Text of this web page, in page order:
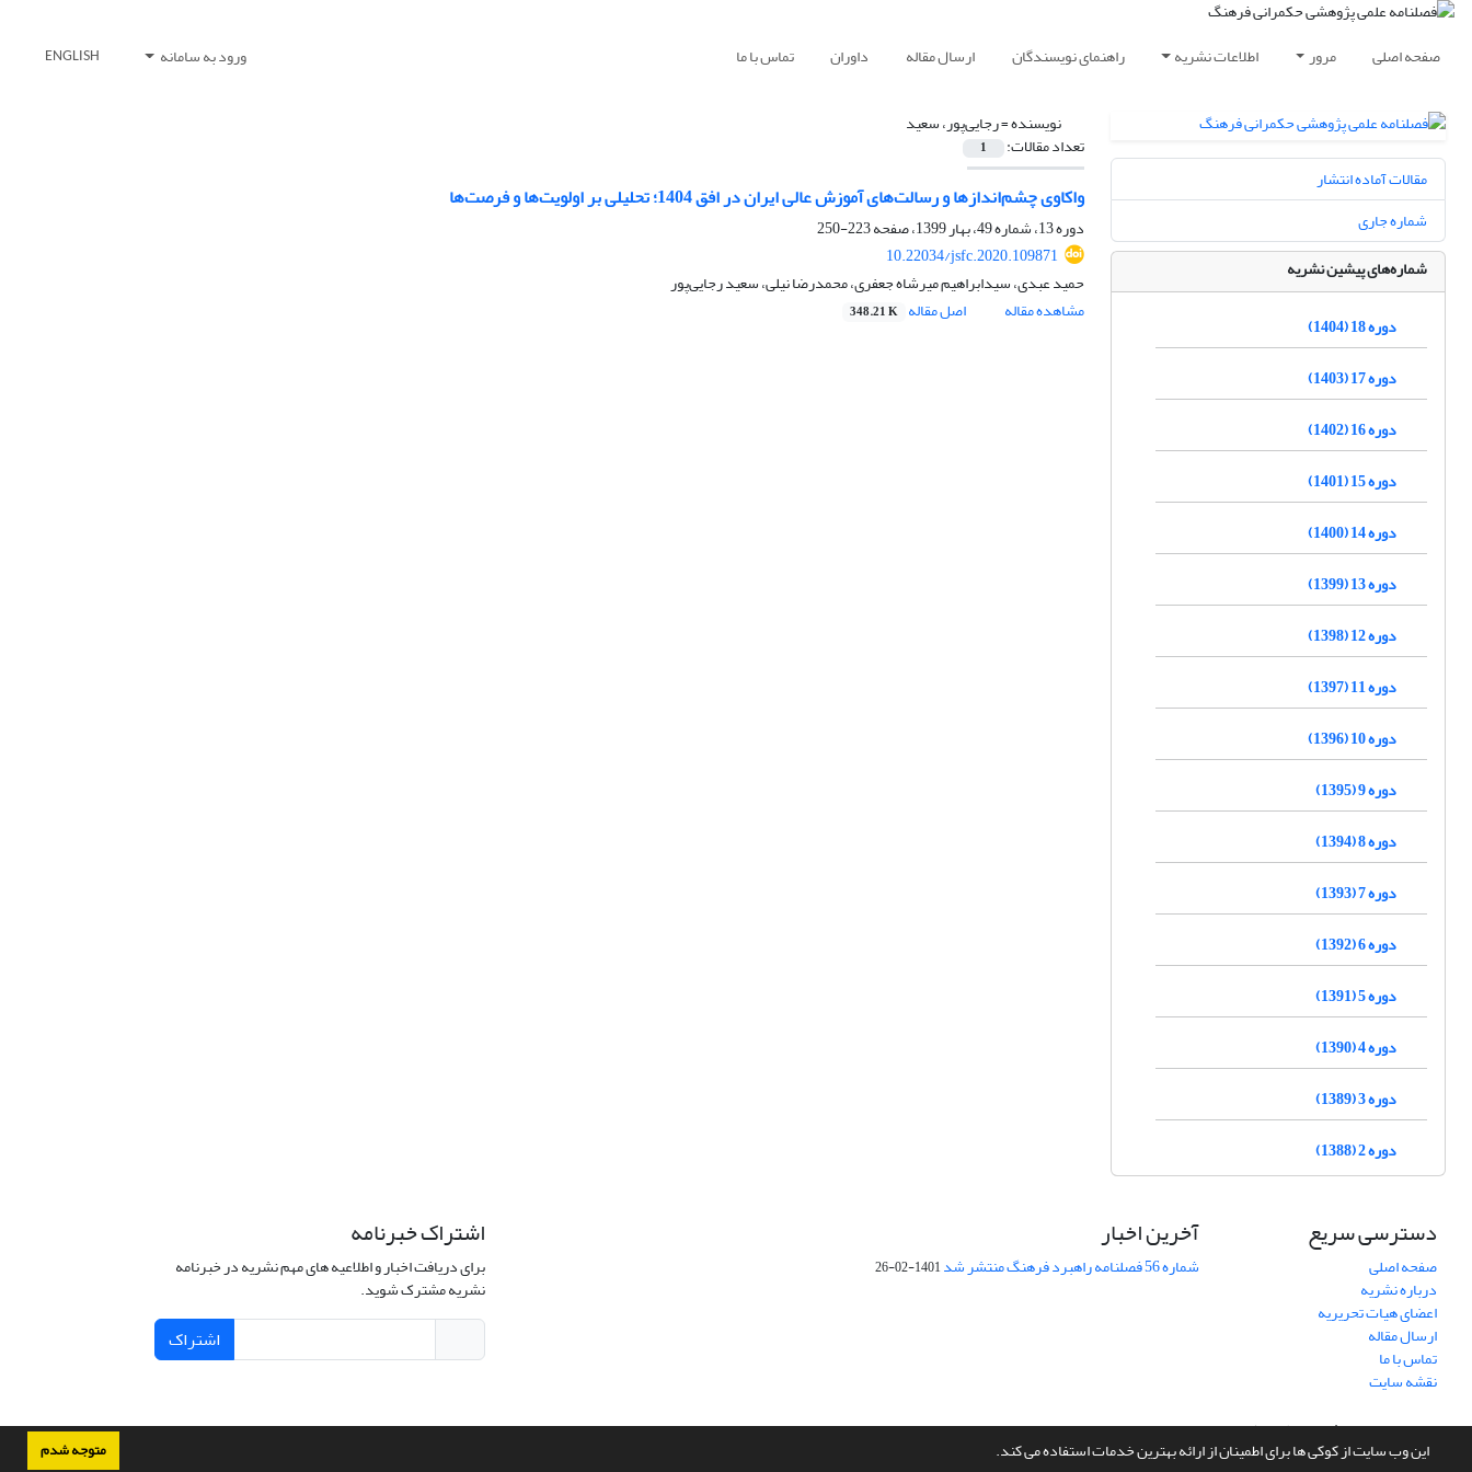
این وب سایت از کوکی ها برای اطمینان از ارائه بهترین خدمات استفاده می کند. متوجه شدم
صفحه اصلی مرور اطلاعات نشریه راهنمای نویسندگان ارسال مقاله داوران تماس با ما ورود به سامانه ENGLISH
نویسنده =رجایی‌پور، سعید
تعداد مقالات: 1
واکاوی چشم‌انداز‌ها و رسالت‌های آموزش عالی ایران در افق 1404؛ تحلیلی بر اولویت‌ها و فرصت‌ها
دوره 13، شماره 49، بهار 1399، صفحه
223-250
10.22034/jsfc.2020.109871
حمید عبدی، سیدابراهیم میرشاه جعفری، محمدرضا نیلی، سعید رجایی‌پور
مشاهده مقاله
اصل مقاله 348.21 K
مقالات آماده انتشار
شماره جاری
شماره‌های پیشین نشریه
دوره 18 (1404)
دوره 17 (1403)
دوره 16 (1402)
دوره 15 (1401)
دوره 14 (1400)
دوره 13 (1399)
دوره 12 (1398)
دوره 11 (1397)
دوره 10 (1396)
دوره 9 (1395)
دوره 8 (1394)
دوره 7 (1393)
دوره 6 (1392)
دوره 5 (1391)
دوره 4 (1390)
دوره 3 (1389)
دوره 2 (1388)
دسترسی سریع
صفحه اصلی
درباره نشریه
اعضای هیات تحریریه
ارسال مقاله
تماس با ما
نقشه سایت
آخرین اخبار
شماره 56 فصلنامه راهبرد فرهنگ منتشر شد 1401-02-26
اشتراک خبرنامه
برای دریافت اخبار و اطلاعیه های مهم نشریه در خبرنامه
نشریه مشترک شوید.
اشتراک
سامانه مدیریت نشریات علمی.طراحی و پیاده سازی ازسیناوب